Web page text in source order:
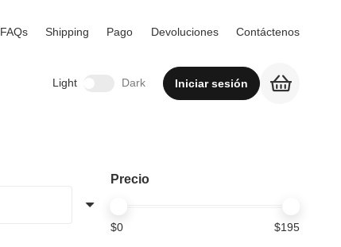
FAQs Shipping Pago Devoluciones Contáctenos
Light Dark Iniciar sesión
Precio
$0 $195